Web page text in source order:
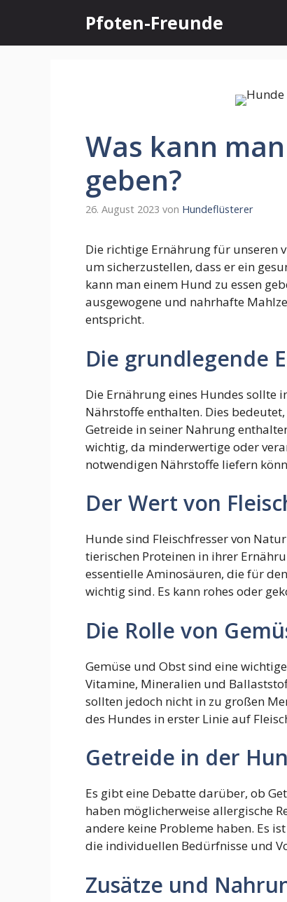
springen
Pfoten-Freunde
Was kann
geben?
26. August 2023 von Hundeflüsterer
Die richtige Ernährung für unseren
um sicherzustellen, dass er ein
kann man einem Hund zu essen
ausgewogene und nahrhafte
entspricht.
Die grundlegende
Die Ernährung eines Hundes sollte
Nährstoffe enthalten. Dies
Getreide in seiner Nahrung
wichtig, da minderwertige oder
notwendigen Nährstoffe liefern
Der Wert von
Hunde sind Fleischfresser von
tierischen Proteinen in ihrer
essentielle Aminosäuren, die für
wichtig sind. Es kann rohes oder
Die Rolle von
Gemüse und Obst sind eine
Vitamine, Mineralien und
sollten jedoch nicht in zu großen
des Hundes in erster Linie auf
Getreide in der
Es gibt eine Debatte darüber, ob
haben möglicherweise allergische
andere keine Probleme haben. Es
die individuellen Bedürfnisse und
Zusätze und